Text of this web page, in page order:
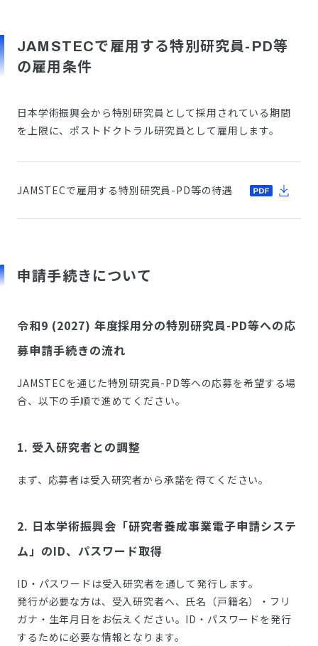
JAMSTECで雇用する特別研究員-PD等
の雇用条件
日本学術振興会から特別研究員として採用されている期間
を上限に、ポストドクトラル研究員として雇用します。
JAMSTECで雇用する特別研究員-PD等の待遇
申請手続きについて
令和9 (2027) 年度採用分の特別研究員-PD等への応
募申請手続きの流れ
JAMSTECを通じた特別研究員-PD等への応募を希望する場
合、以下の手順で進めてください。
1. 受入研究者との調整
まず、応募者は受入研究者から承諾を得てください。
2. 日本学術振興会「研究者養成事業電子申請システ
ム」のID、パスワード取得
ID・パスワードは受入研究者を通して発行します。
発行が必要な方は、受入研究者へ、氏名（戸籍名）・フリ
ガナ・生年月日をお伝えください。ID・パスワードを発行
するために必要な情報となります。